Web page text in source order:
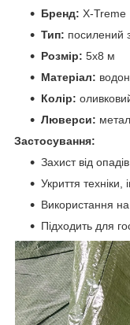
Бренд: X‑Treme
Тип: посилений
Розмір: 5х8 м
Матеріал:
Колір:
Люверси:
Застосування:
Захист від
Укриття
Використання
Підходить для